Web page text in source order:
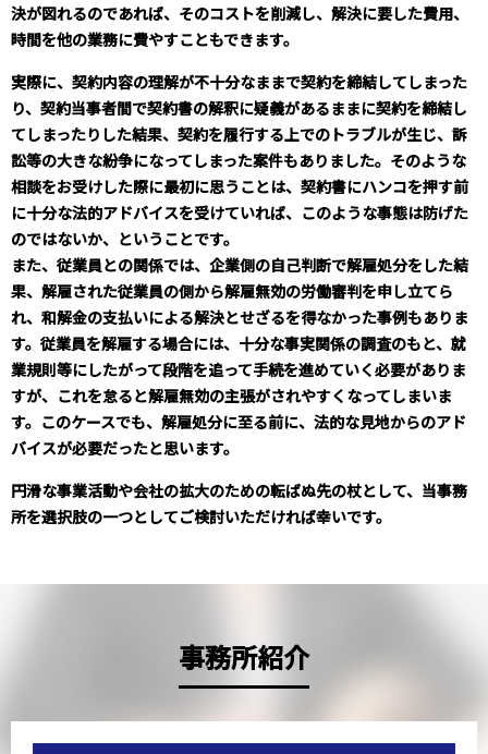
決が図れるのであれば、そのコストを削減し、解決に要した費用、
時間を他の業務に費やすこともできます。
実際に、契約内容の理解が不十分なままで契約を締結してしまった
り、契約当事者間で契約書の解釈に疑義があるままに契約を締結し
てしまったりした結果、契約を履行する上でのトラブルが生じ、訴
訟等の大きな紛争になってしまった案件もありました。そのような
相談をお受けした際に最初に思うことは、契約書にハンコを押す前
に十分な法的アドバイスを受けていれば、このような事態は防げた
のではないか、ということです。
また、従業員との関係では、企業側の自己判断で解雇処分をした結
果、解雇された従業員の側から解雇無効の労働審判を申し立てら
れ、和解金の支払いによる解決とせざるを得なかった事例もありま
す。従業員を解雇する場合には、十分な事実関係の調査のもと、就
業規則等にしたがって段階を追って手続を進めていく必要がありま
すが、これを怠ると解雇無効の主張がされやすくなってしまいま
す。このケースでも、解雇処分に至る前に、法的な見地からのアド
バイスが必要だったと思います。
円滑な事業活動や会社の拡大のための転ばぬ先の杖として、当事務
所を選択肢の一つとしてご検討いただければ幸いです。
事務所紹介